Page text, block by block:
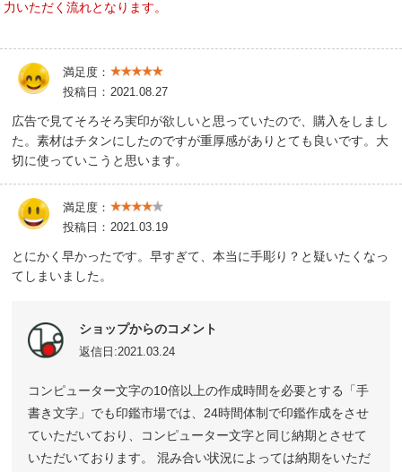
力いただく流れとなります。
満足度：
投稿日： 2021.08.27
広告で見てそろそろ実印が欲しいと思っていたので、購入をしまし
た。素材はチタンにしたのですが重厚感がありとても良いです。大
切に使っていこうと思います。
満足度：
投稿日： 2021.03.19
とにかく早かったです。早すぎて、本当に手彫り？と疑いたくなっ
てしまいました。
ショップからのコメント
返信日:2021.03.24
コンピューター文字の10倍以上の作成時間を必要とする「手
書き文字」でも印鑑市場では、24時間体制で印鑑作成をさせ
ていただいており、コンピューター文字と同じ納期とさせて
いただいております。 混み合い状況によっては納期をいただ